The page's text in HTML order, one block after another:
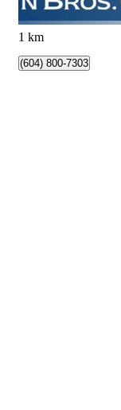
Vancouver, BC
1 km
(604) 800-7303